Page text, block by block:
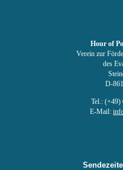
Hour of
Verein zur
des
D-
Tel.: (+49)
E-Mail: